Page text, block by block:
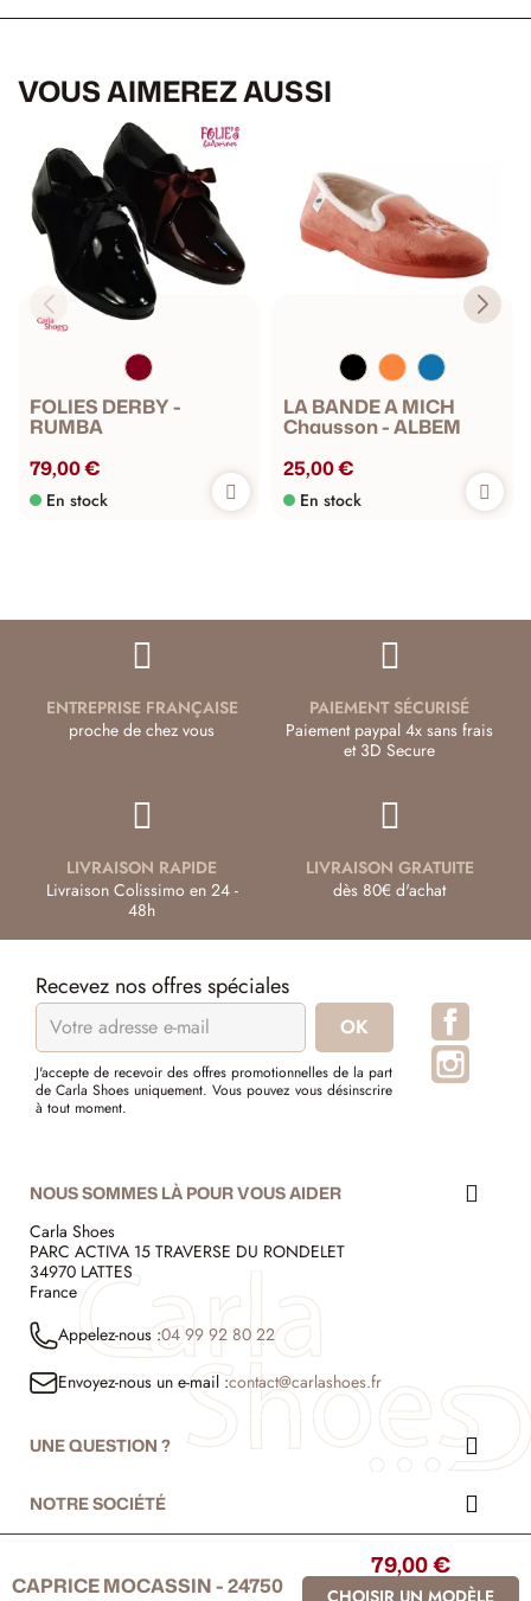
VOUS AIMEREZ AUSSI
FOLIES DERBY -
RUMBA
79,00 €
En stock
LA BANDE A MICH
Chausson - ALBEM
25,00 €
En stock
ENTREPRISE FRANÇAISE
proche de chez vous
PAIEMENT SÉCURISÉ
Paiement paypal 4x sans frais
et 3D Secure
LIVRAISON RAPIDE
Livraison Colissimo en 24 -
48h
LIVRAISON GRATUITE
dès 80€ d'achat
Recevez nos offres spéciales
J'accepte de recevoir des offres promotionnelles de la part
de Carla Shoes uniquement. Vous pouvez vous désinscrire
à tout moment.
NOUS SOMMES LÀ POUR VOUS AIDER
Carla Shoes
PARC ACTIVA 15 TRAVERSE DU RONDELET
34970 LATTES
France
Appelez-nous :04 99 92 80 22
Envoyez-nous un e-mail :contact@carlashoes.fr
UNE QUESTION ?
NOTRE SOCIÉTÉ
© 1999 - 2026 - Carla Shoes
CAPRICE MOCASSIN - 24750
79,00 €
CHOISIR UN MODÈLE